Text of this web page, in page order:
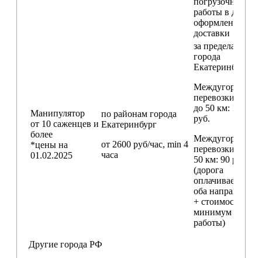
работы в день
оформления
доставки
Манипулятор
от 10 саженцев и
более
*цены на
01.02.2025
по районам города
Екатеринбург
от 2600 руб/час, min 4
часа
за пределами
города
Екатеринбург
Междугородние
перевозки
до 50 км: 18 000
руб.
Междугородние
перевозки
50 км: 90 руб./км
(дорога
оплачивается в
оба направления
+ стоимость
минимум 4
работы)
Другие города РФ